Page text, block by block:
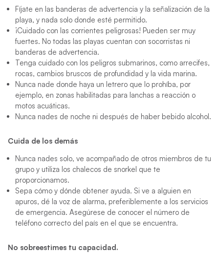
Fíjate en las banderas de advertencia y la señalización de la
playa, y nada solo donde esté permitido.
¡Cuidado con las corrientes peligrosas! Pueden ser muy
fuertes. No todas las playas cuentan con socorristas ni
banderas de advertencia.
Tenga cuidado con los peligros submarinos, como arrecifes,
rocas, cambios bruscos de profundidad y la vida marina.
Nunca nade donde haya un letrero que lo prohíba, por
ejemplo, en zonas habilitadas para lanchas a reacción o
motos acuáticas.
Nunca nades de noche ni después de haber bebido alcohol.
Cuida de los demás
Nunca nades solo, ve acompañado de otros miembros de tu
grupo y utiliza los chalecos de snorkel que te
proporcionamos.
Sepa cómo y dónde obtener ayuda. Si ve a alguien en
apuros, dé la voz de alarma, preferiblemente a los servicios
de emergencia. Asegúrese de conocer el número de
teléfono correcto del país en el que se encuentra.
No sobreestimes tu capacidad.